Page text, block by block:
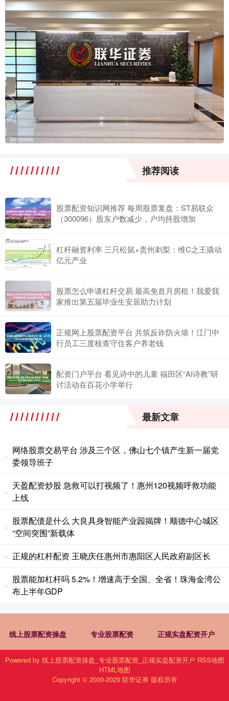
推荐阅读
股票配资知识网推荐 每周股票复盘：ST易联众
（300096）股东户数减少，户均持股增加
杠杆融资利率 三只松鼠×贵州刺梨：维C之王撬动
亿元产业
股票怎么申请杠杆交易 最高免首月房租！我爱我
家推出第五届毕业生安居助力计划
正规网上股票配资平台 共筑反诈防火墙！江门中
行员工三度核查守住客户养老钱
配资门户平台 看见诗中的儿童 福田区“AI诗教”研
讨活动在百花小学举行
最新文章
·
网络股票交易平台 涉及三个区，佛山七个镇产生新一届党
委领导班子
·
天盈配资炒股 急救可以打视频了！惠州120视频呼救功能
上线
·
股票配债是什么 大良具身智能产业园揭牌！顺德中心城区
“空间突围”新载体
· 正规的杠杆配资 王晓庆任惠州市惠阳区人民政府副区长
·
股票能加杠杆吗 5.2%！增速高于全国、全省！珠海金湾公
布上半年GDP
线上股票配资操盘 专业股票配资 正规实盘配资开户
Powered by 线上股票配资操盘_专业股票配资_正规实盘配资开户 RSS地图
HTML地图
Copyright © 2009-2029 联华证券 版权所有